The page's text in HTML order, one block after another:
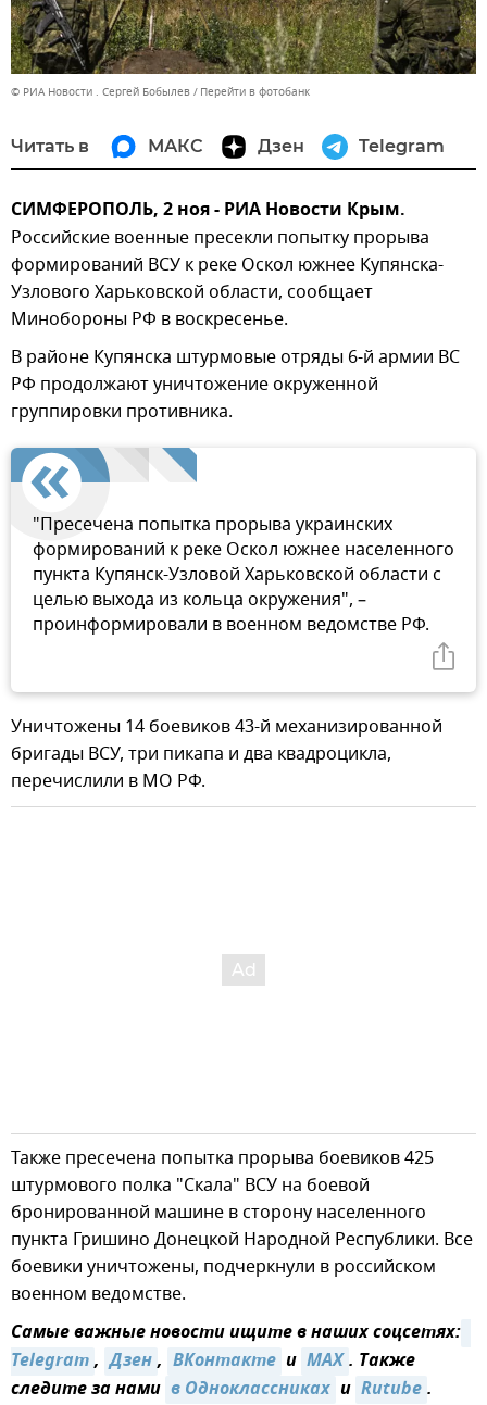
© РИА Новости . Сергей Бобылев Перейти в фотобанк
Читать в МАКС Дзен Telegram
СИМФЕРОПОЛЬ, 2 ноя - РИА Новости Крым.
Российские военные пресекли попытку прорыва
формирований ВСУ к реке Оскол южнее Купянска-
Узлового Харьковской области, сообщает
Минобороны РФ в воскресенье.
В районе Купянска штурмовые отряды 6-й армии ВС
РФ продолжают уничтожение окруженной
группировки противника.
"Пресечена попытка прорыва украинских
формирований к реке Оскол южнее населенного
пункта Купянск-Узловой Харьковской области с
целью выхода из кольца окружения", –
проинформировали в военном ведомстве РФ.
Уничтожены 14 боевиков 43-й механизированной
бригады ВСУ, три пикапа и два квадроцикла,
перечислили в МО РФ.
Также пресечена попытка прорыва боевиков 425
штурмового полка "Скала" ВСУ на боевой
бронированной машине в сторону населенного
пункта Гришино Донецкой Народной Республики. Все
боевики уничтожены, подчеркнули в российском
военном ведомстве.
Самые важные новости ищите в наших соцсетях:
Telegram, Дзен, ВКонтакте и MAX. Также
следите за нами в Одноклассниках и Rutube.